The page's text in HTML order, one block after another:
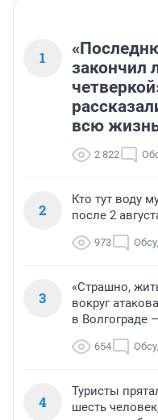
1
закончил
всю
2 822
2
Кто тут воду
после 2
973
3
«Страшно,
вокруг
в Волгограде
654
4
Туристы
шесть